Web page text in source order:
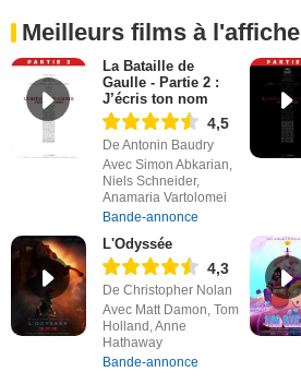
Meilleurs films à l'affiche
La Bataille de
Gaulle - Partie 2 :
J’écris ton nom
4,5
De Antonin Baudry
Avec Simon Abkarian,
Niels Schneider,
Anamaria Vartolomei
Bande-annonce
L'Odyssée
4,3
De Christopher Nolan
Avec Matt Damon, Tom
Holland, Anne
Hathaway
Bande-annonce